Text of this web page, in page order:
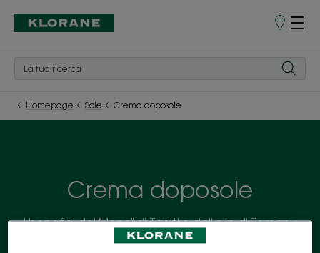
Punti
Homepage Sole Crema doposole
Crema doposole
I benefici del Monoï di Tahiti e dell'olio di Tamanu
BIO sono riuniti in una gamma di prodotti doposole